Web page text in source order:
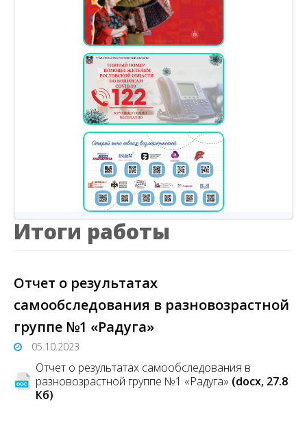
Итоги работы
Отчет о результатах
самообследования в разновозрастной
группе №1 «Радуга»
05.10.2023
Отчет о результатах самообследования в
разновозрастной группе №1 «Радуга» (docx, 27.8
Кб)